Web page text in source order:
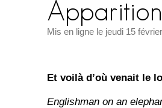
Mis en ligne le jeudi 15
Et voilà d’où venait le
Englishman on an